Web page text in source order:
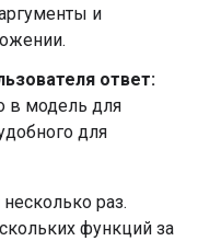
и
ответ:
в модель для
для
раз.
функций за